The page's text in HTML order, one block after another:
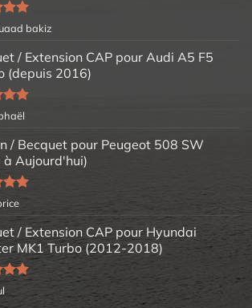
sur bakiz
/ Extension CAP pour Audi A5 F5
(depuis 2016)
sur
/ Becquet pour Peugeot 508 SW
à Aujourd'hui)
sur
/ Extension CAP pour Hyundai
MK1 Turbo (2012-2018)
sur